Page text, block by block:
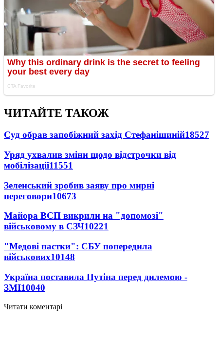
ЧИТАЙТЕ ТАКОЖ
Суд обрав запобіжний захід Стефанішиній18527
Уряд ухвалив зміни щодо відстрочки від
мобілізації11551
Зеленський зробив заяву про мирні
переговори10673
Майора ВСП викрили на "допомозі"
військовому в СЗЧ10221
"Медові пастки": СБУ попередила
військових10148
Україна поставила Путіна перед дилемою -
ЗМІ10040
Читати коментарі